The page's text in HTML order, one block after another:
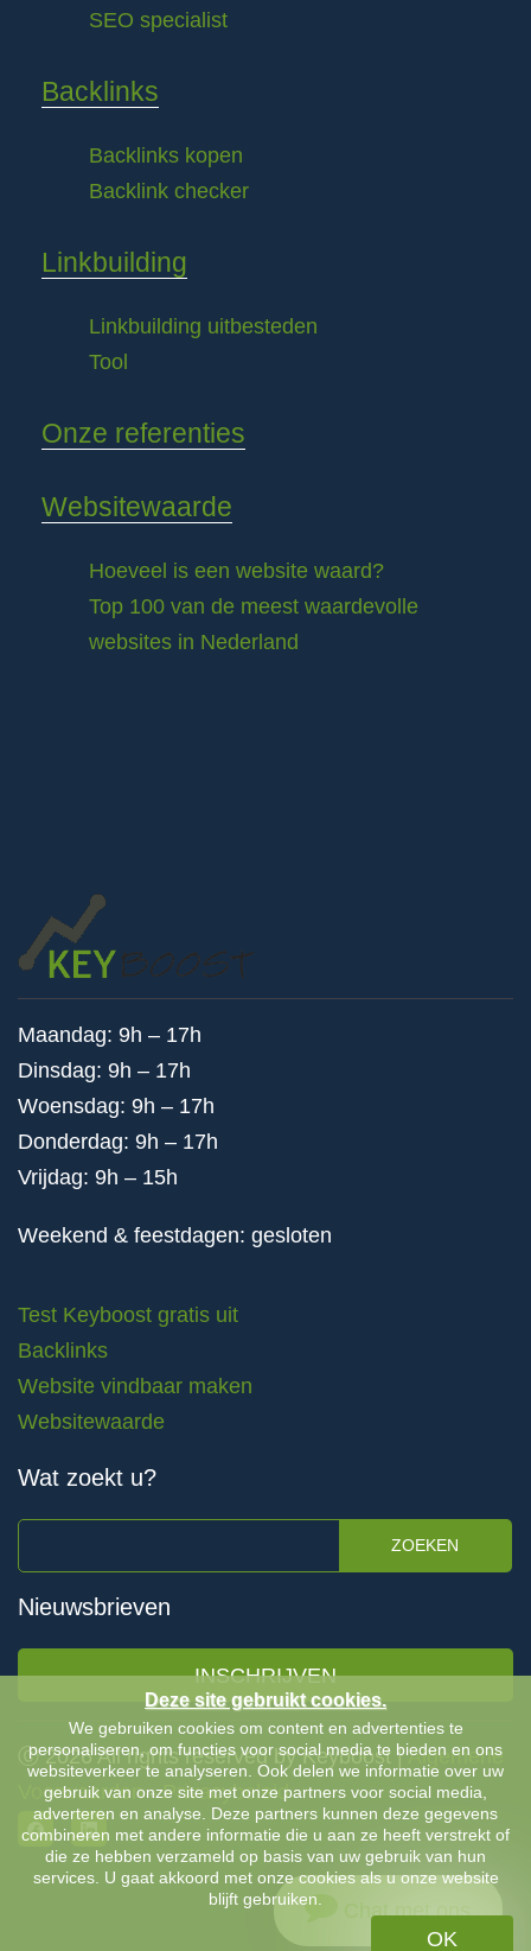
SEO specialist
Backlinks
Backlinks kopen
Backlink checker
Linkbuilding
Linkbuilding uitbesteden
Tool
Onze referenties
Websitewaarde
Hoeveel is een website waard?
Top 100 van de meest waardevolle
websites in Nederland
Maandag: 9h – 17h
Dinsdag: 9h – 17h
Woensdag: 9h – 17h
Donderdag: 9h – 17h
Vrijdag: 9h – 15h
Weekend & feestdagen: gesloten
Test Keyboost gratis uit
Backlinks
Website vindbaar maken
Websitewaarde
Wat zoekt u?
ZOEKEN
Nieuwsbrieven
INSCHRIJVEN
Ⓒ 2026 All rights reserved by Keyboost |Algemene
Voorwaarden-Privacybeleid
Chat met ons
Deze site gebruikt cookies.
We gebruiken cookies om content en advertenties te
personaliseren, om functies voor social media te bieden en ons
websiteverkeer te analyseren. Ook delen we informatie over uw
gebruik van onze site met onze partners voor social media,
adverteren en analyse. Deze partners kunnen deze gegevens
combineren met andere informatie die u aan ze heeft verstrekt of
die ze hebben verzameld op basis van uw gebruik van hun
services. U gaat akkoord met onze cookies als u onze website
blijft gebruiken.
OK